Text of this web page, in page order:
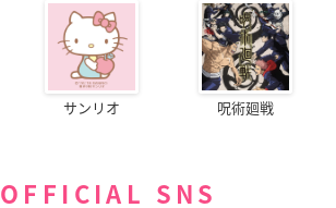
サンリオ 呪術廻戦
OFFICIAL SNS